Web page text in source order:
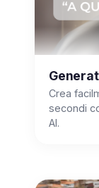
Crea
secondi
AI.